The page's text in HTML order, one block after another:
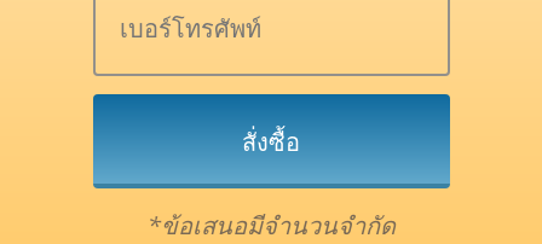
สั่งซื้อ
*ข้อเสนอมีจำนวนจำกัด